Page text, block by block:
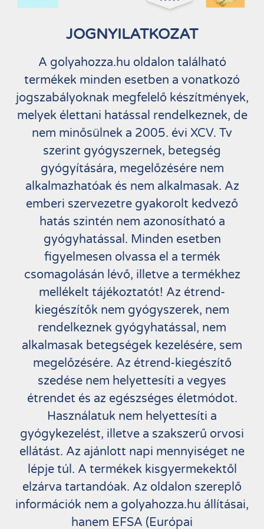
JOGNYILATKOZAT
A golyahozza.hu oldalon található
termékek minden esetben a vonatkozó
jogszabályoknak megfelelő készítmények,
melyek élettani hatással rendelkeznek, de
nem minősülnek a 2005. évi XCV. Tv
szerint gyógyszernek, betegség
gyógyítására, megelőzésére nem
alkalmazhatóak és nem alkalmasak. Az
emberi szervezetre gyakorolt kedvező
hatás szintén nem azonosítható a
gyógyhatással. Minden esetben
figyelmesen olvassa el a termék
csomagolásán lévő, illetve a termékhez
mellékelt tájékoztatót! Az étrend-
kiegészítők nem gyógyszerek, nem
rendelkeznek gyógyhatással, nem
alkalmasak betegségek kezelésére, sem
megelőzésére. Az étrend-kiegészítő
szedése nem helyettesíti a vegyes
étrendet és az egészséges életmódot.
Használatuk nem helyettesíti a
gyógykezelést, illetve a szakszerű orvosi
ellátást. Az ajánlott napi mennyiséget ne
lépje túl. A termékek kisgyermekektől
elzárva tartandóak. Az oldalon szereplő
információk nem a golyahozza.hu állításai,
hanem EFSA (Európai